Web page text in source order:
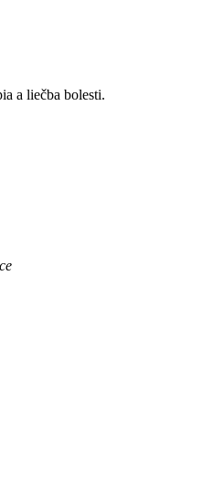
a liečba bolesti.